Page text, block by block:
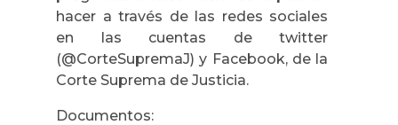
hacer a través de las redes sociales
en las cuentas de twitter
(@CorteSupremaJ) y Facebook, de la
Corte Suprema de Justicia.
Documentos: